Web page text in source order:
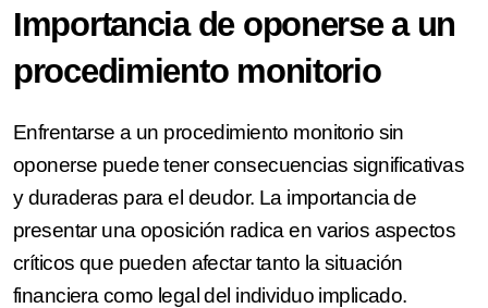
Importancia de oponerse a un
procedimiento monitorio
Enfrentarse a un procedimiento monitorio sin
oponerse puede tener consecuencias significativas
y duraderas para el deudor. La importancia de
presentar una oposición radica en varios aspectos
críticos que pueden afectar tanto la situación
financiera como legal del individuo implicado.